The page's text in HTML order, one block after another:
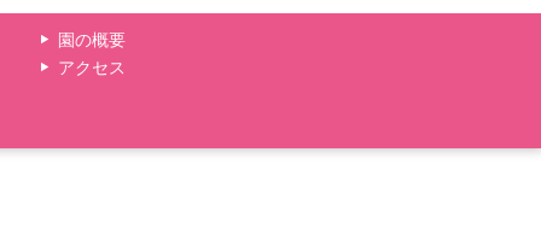
園の概要
アクセス